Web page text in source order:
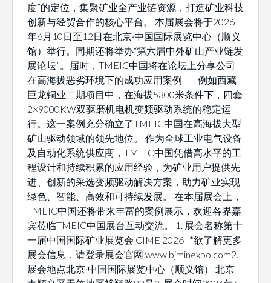
度”的定位，集聚矿业全产业链资源，打造矿业科技
创新与经贸合作的核心平台。 本届展会将于2026
年6月10日至12日在北京·中国国际展览中心（顺义
馆）举行。同期还将举办“第六届中外矿山产业链发
展论坛”。届时，TMEIC中国将在论坛上分享公司
在高海拔恶劣环境下的成功应用案例——例如西藏
巨龙铜业二期项目中，在海拔5300米条件下，四套
2×9000KW双驱磨机电机变频驱动系统的稳定运
行。这一案例充分确立了TMEIC中国在高海拔大型
矿山驱动领域的领先地位。 作为全球工业电气设备
及自动化系统供应商，TMEIC中国凭借高水平的工
程设计和持续积累的应用经验，为矿业用户提供先
进、创新的采选变频驱动解决方案，助力矿业实现
绿色、智能、高效和可持续发展。 在本届展会上，
TMEIC中国还将带来丰富的案例展示，欢迎各界嘉
宾莅临TMEIC中国展台互动交流。 1. 展会名称第十
一届中国国际矿业展览会 CIME 2026 *欲了解更多
展会信息，请登录展会官网 www.bjminexpo.com2.
展会地点北京·中国国际展览中心（顺义馆） 北京